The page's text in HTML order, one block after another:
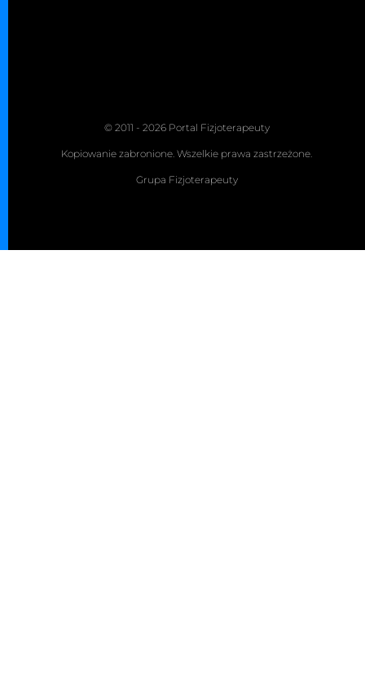
© 2011 - 2026 Portal Fizjoterapeuty
Kopiowanie zabronione. Wszelkie prawa zastrzeżone.
Grupa Fizjoterapeuty